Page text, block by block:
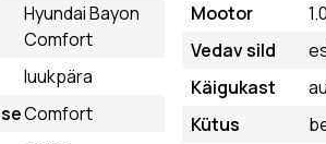
Hyundai Bayon
Comfort
luukpära
Comfort
Mootor
Vedav sild
Käigukast
Kütus